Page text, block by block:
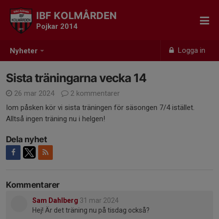
Nyheter Logga in
IBF KOLMÅRDEN
Pojkar 2014
Sista träningarna vecka 14
26 mar 2024
2 kommentarer
Iom påsken kör vi sista träningen för säsongen 7/4 istället.
Alltså ingen träning nu i helgen!
Dela nyhet
Kommentarer
Sam Dahlberg 31 mar 2024
Hej! Är det träning nu på tisdag också?